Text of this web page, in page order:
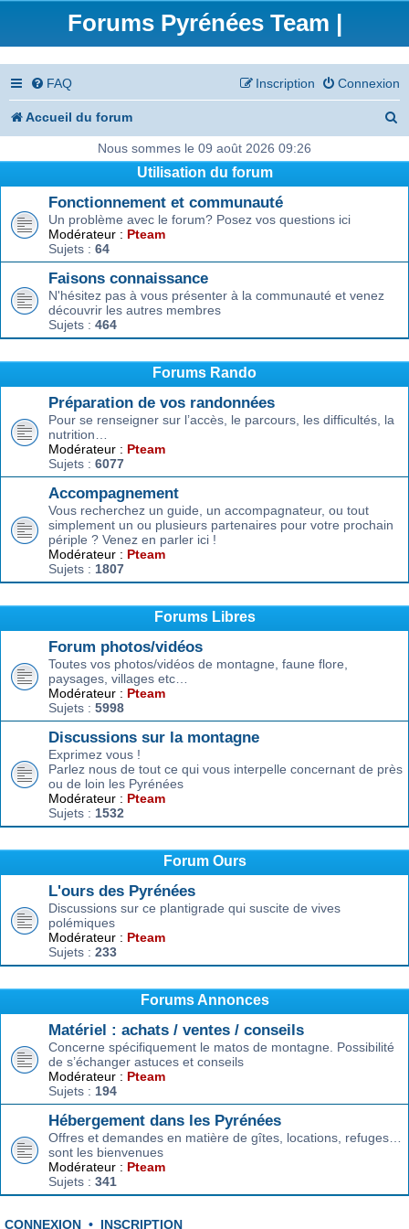
Forums Pyrénées Team |
FAQ Connexion
Inscription
Accueil du forum
e
Nous sommes le 09 août 2026 09:26
Utilisation du forum
Fonctionnement et communauté
Un problème avec le forum? Posez vos questions ici
Modérateur : Pteam
Sujets : 64
Faisons connaissance
N'hésitez pas à vous présenter à la communauté et venez
découvrir les autres membres
Sujets : 464
Forums Rando
Préparation de vos randonnées
Pour se renseigner sur l’accès, le parcours, les difficultés, la
nutrition…
Modérateur : Pteam
Sujets : 6077
Accompagnement
Vous recherchez un guide, un accompagnateur, ou tout
simplement un ou plusieurs partenaires pour votre prochain
périple ? Venez en parler ici !
Modérateur : Pteam
Sujets : 1807
Forums Libres
Forum photos/vidéos
Toutes vos photos/vidéos de montagne, faune flore,
paysages, villages etc…
Modérateur : Pteam
Sujets : 5998
Discussions sur la montagne
Exprimez vous !
Parlez nous de tout ce qui vous interpelle concernant de près
ou de loin les Pyrénées
Modérateur : Pteam
Sujets : 1532
Forum Ours
L'ours des Pyrénées
Discussions sur ce plantigrade qui suscite de vives
polémiques
Modérateur : Pteam
Sujets : 233
Forums Annonces
Matériel : achats / ventes / conseils
Concerne spécifiquement le matos de montagne. Possibilité
de s’échanger astuces et conseils
Modérateur : Pteam
Sujets : 194
Hébergement dans les Pyrénées
Offres et demandes en matière de gîtes, locations, refuges…
sont les bienvenues
Modérateur : Pteam
Sujets : 341
CONNEXION • INSCRIPTION